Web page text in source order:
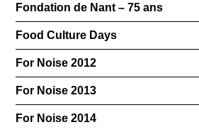
Fondation de Nant – 75 ans
Food Culture Days
For Noise 2012
For Noise 2013
For Noise 2014